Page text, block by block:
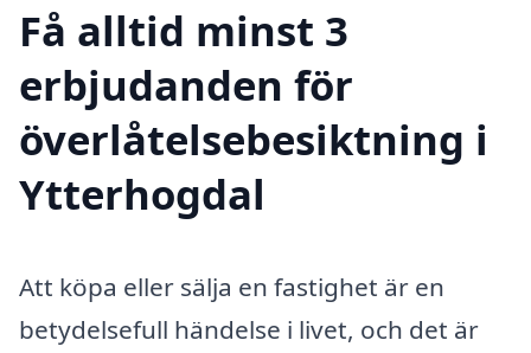
Få alltid minst 3
erbjudanden för
överlåtelsebesiktning i
Ytterhogdal
Att köpa eller sälja en fastighet är en
betydelsefull händelse i livet, och det är